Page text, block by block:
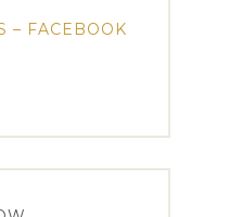
– FACEBOOK